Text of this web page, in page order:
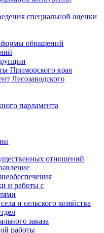
специальной оценки
формы обращений
Приморского края
Лесозаводского
парламента
отношений
и работы с
и сельского хозяйства
заказа
работы